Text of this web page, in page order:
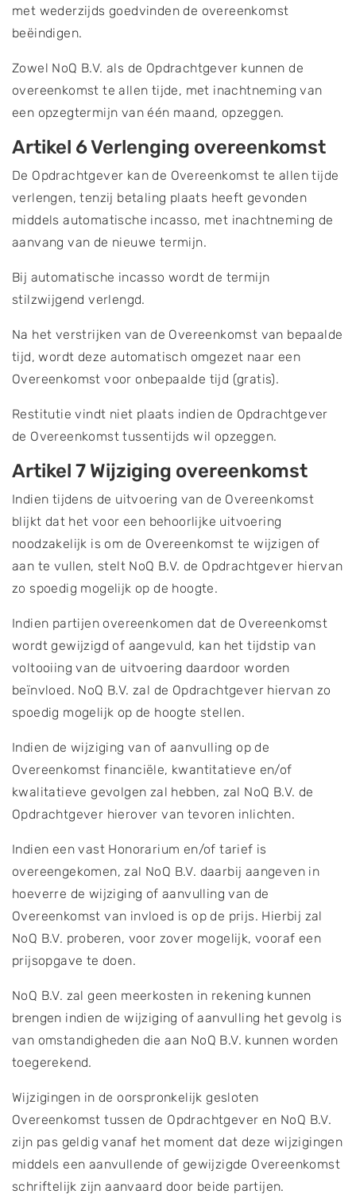
met wederzijds goedvinden de overeenkomst
beëindigen.
Zowel NoQ B.V. als de Opdrachtgever kunnen de
overeenkomst te allen tijde, met inachtneming van
een opzegtermijn van één maand, opzeggen.
Artikel 6 Verlenging overeenkomst
De Opdrachtgever kan de Overeenkomst te allen tijde
verlengen, tenzij betaling plaats heeft gevonden
middels automatische incasso, met inachtneming de
aanvang van de nieuwe termijn.
Bij automatische incasso wordt de termijn
stilzwijgend verlengd.
Na het verstrijken van de Overeenkomst van bepaalde
tijd, wordt deze automatisch omgezet naar een
Overeenkomst voor onbepaalde tijd (gratis).
Restitutie vindt niet plaats indien de Opdrachtgever
de Overeenkomst tussentijds wil opzeggen.
Artikel 7 Wijziging overeenkomst
Indien tijdens de uitvoering van de Overeenkomst
blijkt dat het voor een behoorlijke uitvoering
noodzakelijk is om de Overeenkomst te wijzigen of
aan te vullen, stelt NoQ B.V. de Opdrachtgever hiervan
zo spoedig mogelijk op de hoogte.
Indien partijen overeenkomen dat de Overeenkomst
wordt gewijzigd of aangevuld, kan het tijdstip van
voltooiing van de uitvoering daardoor worden
beïnvloed. NoQ B.V. zal de Opdrachtgever hiervan zo
spoedig mogelijk op de hoogte stellen.
Indien de wijziging van of aanvulling op de
Overeenkomst financiële, kwantitatieve en/of
kwalitatieve gevolgen zal hebben, zal NoQ B.V. de
Opdrachtgever hierover van tevoren inlichten.
Indien een vast Honorarium en/of tarief is
overeengekomen, zal NoQ B.V. daarbij aangeven in
hoeverre de wijziging of aanvulling van de
Overeenkomst van invloed is op de prijs. Hierbij zal
NoQ B.V. proberen, voor zover mogelijk, vooraf een
prijsopgave te doen.
NoQ B.V. zal geen meerkosten in rekening kunnen
brengen indien de wijziging of aanvulling het gevolg is
van omstandigheden die aan NoQ B.V. kunnen worden
toegerekend.
Wijzigingen in de oorspronkelijk gesloten
Overeenkomst tussen de Opdrachtgever en NoQ B.V.
zijn pas geldig vanaf het moment dat deze wijzigingen
middels een aanvullende of gewijzigde Overeenkomst
schriftelijk zijn aanvaard door beide partijen.